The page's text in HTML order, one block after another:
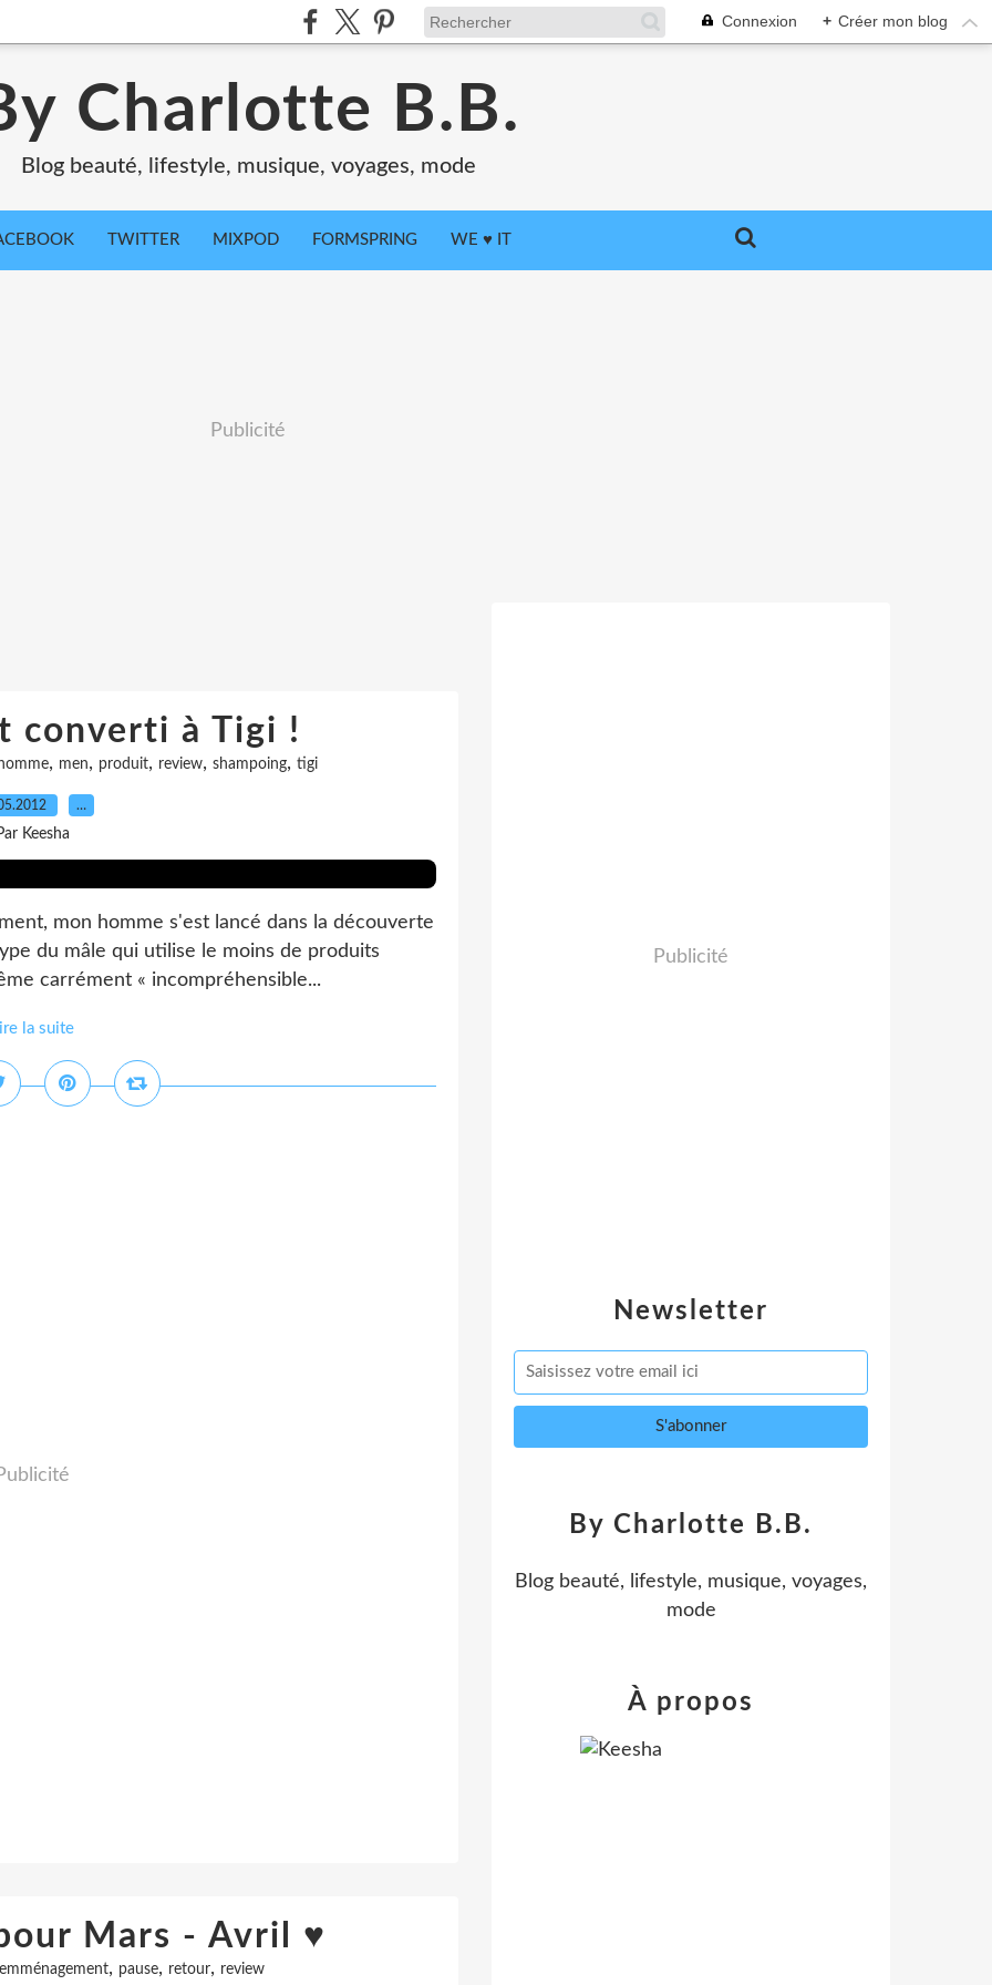
Connexion + Créer mon blog
Charlotte B.B.
Blog beauté, lifestyle, musique, voyages, mode
TWITTER MIXPOD FORMSPRING WE ♥ IT
Publicité
converti à Tigi !
, men, produit, review, shampoing, tigi
…
Keesha
mon homme s'est lancé dans la découverte
du mâle qui utilise le moins de produits
carrément « incompréhensible...
la suite
Mars - Avril ♥
emménagement, pause, retour, review
Newsletter
Publicité
By Charlotte B.B.
Blog beauté, lifestyle, musique, voyages,
mode
À propos